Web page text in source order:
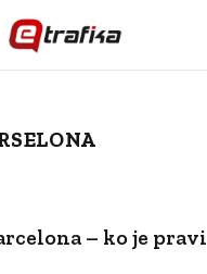
– ko je pravi